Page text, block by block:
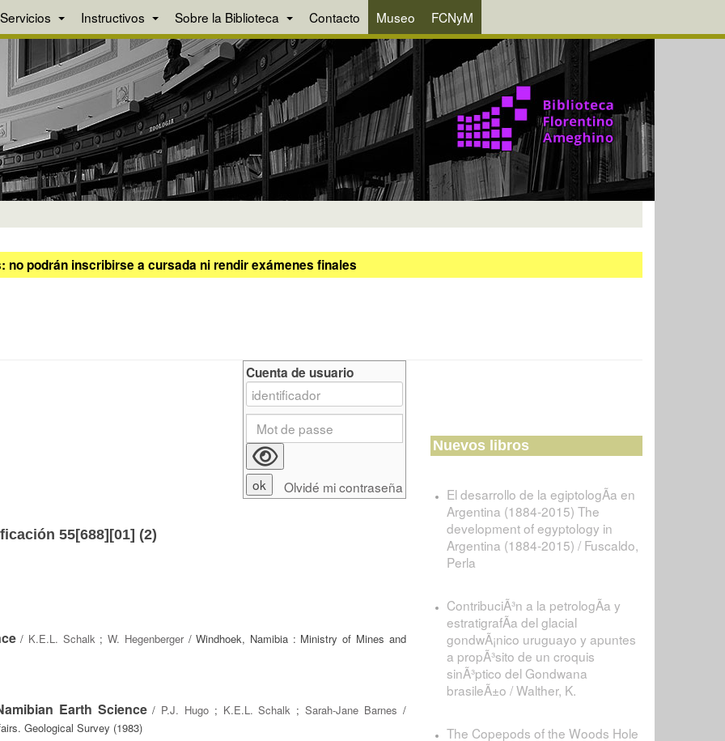
Servicios Instructivos Sobre la Biblioteca Contacto Museo FCNyM
podrán inscribirse a cursada ni rendir exámenes finales
55[688][01] (2)
/ K.E.L. Schalk;W. Hegenberger/ Windhoek, Namibia : Ministry of Mines and
Earth Science/ P.J. Hugo; K.E.L. Schalk ; Sarah-Jane Barnes /
Geological Survey (1983)
Cuenta de usuario
Olvidé mi contraseña
Nuevos libros
El desarrollo de la egiptologÃ­a en
Argentina (1884-2015) The
development of egyptology in
Argentina (1884-2015) / Fuscaldo,
Perla
ContribuciÃ³n a la petrologÃ­a y
estratigrafÃ­a del glacial
gondwÃ¡nico uruguayo y apuntes
a propÃ³sito de un croquis
sinÃ³ptico del Gondwana
brasileÃ±o / Walther, K.
The Copepods of the Woods Hole